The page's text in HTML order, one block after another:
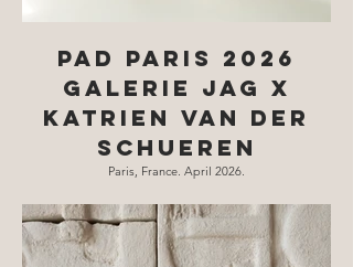
PAD Paris 2026
Galerie Jag x
Katrien Van DER
SCHUEREN
Paris, France. April 2026.